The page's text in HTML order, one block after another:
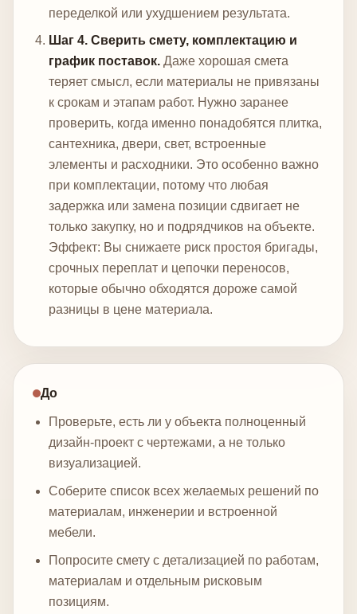
переделкой или ухудшением результата.
Шаг 4. Сверить смету, комплектацию и
график поставок. Даже хорошая смета
теряет смысл, если материалы не привязаны
к срокам и этапам работ. Нужно заранее
проверить, когда именно понадобятся плитка,
сантехника, двери, свет, встроенные
элементы и расходники. Это особенно важно
при комплектации, потому что любая
задержка или замена позиции сдвигает не
только закупку, но и подрядчиков на объекте.
Эффект: Вы снижаете риск простоя бригады,
срочных переплат и цепочки переносов,
которые обычно обходятся дороже самой
разницы в цене материала.
До
Проверьте, есть ли у объекта полноценный
дизайн-проект с чертежами, а не только
визуализацией.
Соберите список всех желаемых решений по
материалам, инженерии и встроенной
мебели.
Попросите смету с детализацией по работам,
материалам и отдельным рисковым
позициям.